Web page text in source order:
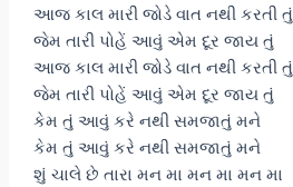
આજ કાલ મારી જોડે વાત નથી કરતી તું
જેમ તારી પોહેં આવું એમ દૂર જાય તું
આજ કાલ મારી જોડે વાત નથી કરતી તું
જેમ તારી પોહેં આવું એમ દૂર જાય તું
કેમ તું આવું કરે નથી સમજાતું મને
કેમ તું આવું કરે નથી સમજાતું મને
શું ચાલે છે તારા મન મા મન મા મન મા